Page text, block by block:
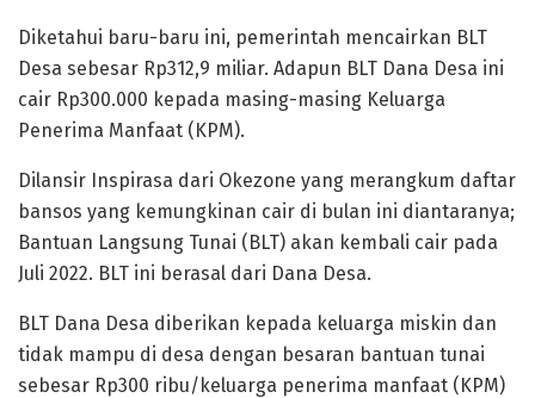
Diketahui baru-baru ini, pemerintah mencairkan BLT
Desa sebesar Rp312,9 miliar. Adapun BLT Dana Desa ini
cair Rp300.000 kepada masing-masing Keluarga
Penerima Manfaat (KPM).
Dilansir Inspirasa dari Okezone yang merangkum daftar
bansos yang kemungkinan cair di bulan ini diantaranya;
Bantuan Langsung Tunai (BLT) akan kembali cair pada
Juli 2022. BLT ini berasal dari Dana Desa.
BLT Dana Desa diberikan kepada keluarga miskin dan
tidak mampu di desa dengan besaran bantuan tunai
sebesar Rp300 ribu/keluarga penerima manfaat (KPM)